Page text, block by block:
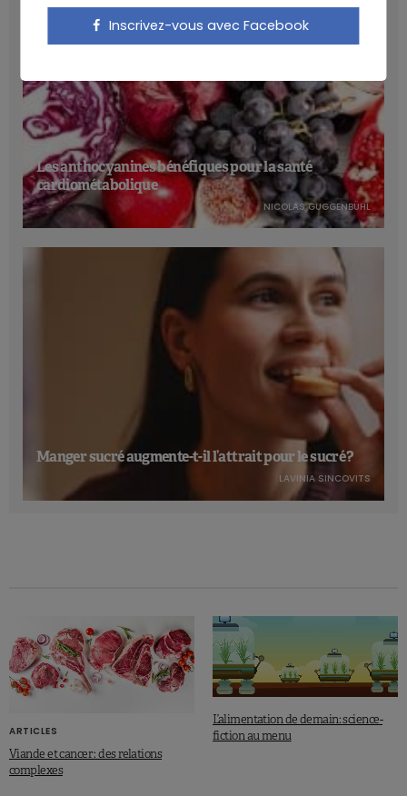
Les anthocyanines bénéfiques pour la santé
cardiométabolique
NICOLAS GUGGENBÜHL
Manger sucré augmente-t-il l’attrait pour le sucré ?
LAVINIA SINCOVITS
ARTICLES
Viande et cancer : des relations
complexes
L’alimentation de demain: science-
fiction au menu
Inscrivez-vous avec Facebook